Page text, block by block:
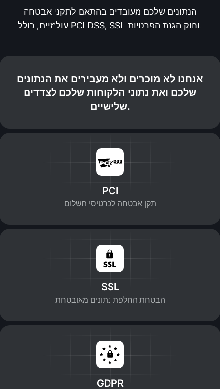
הנתונים שלכם מעובדים בהתאם לתקני אבטחה
עולמיים, כולל PCI DSS, SSL וחוק הגנת הפרטיות.
אנחנו לא מוכרים ולא מעבירים את הנתונים
שלכם ואת נתוני הלקוחות שלכם לצדדים
שלישיים.
PCI
תקן אבטחה לכרטיסי תשלום
SSL
הבטחת החלפת נתונים מאובטחת
GDPR